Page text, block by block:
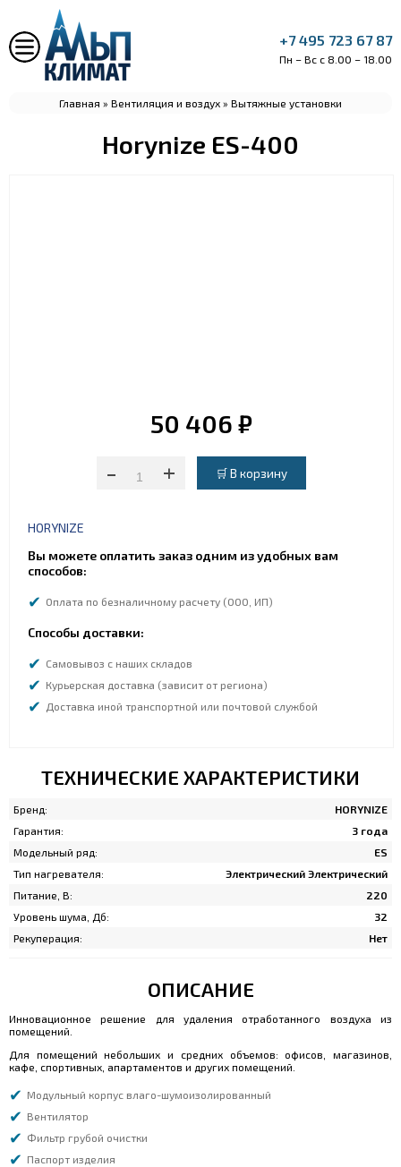
+7 495 723 67 87
Пн – Вс с 8.00 – 18.00
Главная » Вентиляция и воздух » Вытяжные установки
Horynize ES-400
50 406 ₽
-
+
HORYNIZE
Вы можете оплатить заказ одним из удобных вам
способов:
Оплата по безналичному расчету (ООО, ИП)
Способы доставки:
Самовывоз с наших складов
Курьерская доставка (зависит от региона)
Доставка иной транспортной или почтовой службой
ТЕХНИЧЕСКИЕ ХАРАКТЕРИСТИКИ
Бренд:
HORYNIZE
Гарантия:
3 года
Модельный ряд:
ES
Тип нагревателя:
Электрический Электрический
Питание, В:
220
Уровень шума, Дб:
32
Рекуперация:
Нет
ОПИСАНИЕ
Инновационное решение для удаления отработанного воздуха из
помещений.
Для помещений небольших и средних объемов: офисов, магазинов,
кафе, спортивных, апартаментов и других помещений.
Модульный корпус влаго-шумоизолированный
Вентилятор
Фильтр грубой очистки
Паспорт изделия